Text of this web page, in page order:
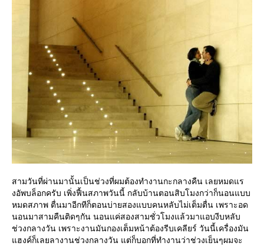
สามวันที่ผ่านมานั้นเป็นช่วงที่ผมต้องทำงานกะกลางคืน เลยหมดแร
งอัพบล็อกครับ เพิ่งฟื้นสภาพวันนี้ กลับบ้านตอนสิบโมงกว่าก็นอนแบบ
หมดสภาพ ตื่นมาอีกทีก็ตอนบ่ายสองแบบคนหลับไม่เต็มตื่น เพราะอด
นอนมาสามคืนติดๆกัน นอนแค่สองสามชั่วโมงแล้วมาแอบงีบหลับ
ช่วงกลางวัน เพราะงานมันกองเต็มหน้าต้องรีบเคลียร์ วันนี้เครื่องมัน
ฮงค์ก็เลยลางานช่วงกลางวัน แต่ก็บอกที่ทำงานว่าช่วงเย็นๆผมจะ